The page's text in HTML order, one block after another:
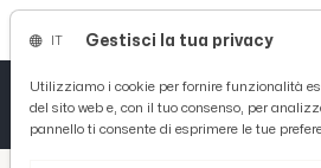
Gestisci la tua privacy
Utilizziamo i cookie per fornire funzionalità
del sito web e, con il tuo consenso, per
pannello ti consente di esprimere le tue
Tutto News
Tutto Sport
Tutto Curiosità